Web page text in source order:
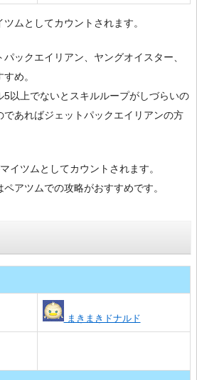
ムとしてカウントされます。
ックエイリアン、ヤングオイスター、
め。
5以上でないとスキルループがしづらいの
であればジェットパックエイリアンの方
イツムとしてカウントされます。
アツムでの攻略がおすすめです。
まきまきドナルド